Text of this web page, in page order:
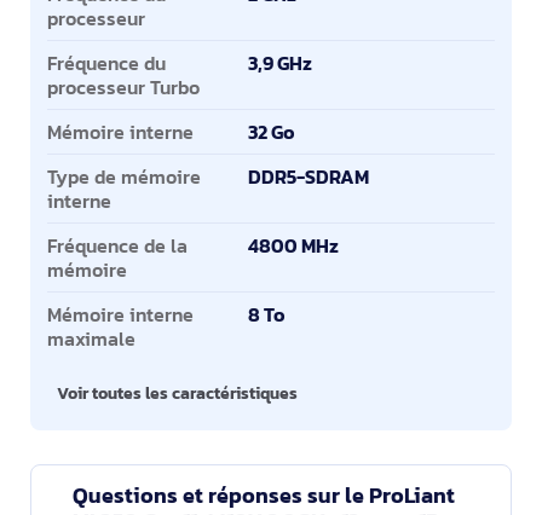
processeur
Fréquence du
processeur Turbo
3,9 GHz
Mémoire interne
32 Go
Type de mémoire
interne
DDR5-SDRAM
Fréquence de la
mémoire
4800 MHz
Mémoire interne
maximale
8 To
Voir toutes les caractéristiques
Questions et réponses sur le ProLiant